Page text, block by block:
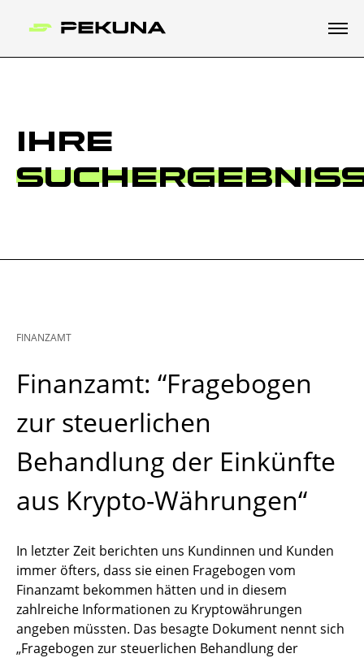
IHRE
FINANZAMT
Finanzamt: “Fragebogen
zur steuerlichen
Behandlung der Einkünfte
aus Krypto-Währungen“
In letzter Zeit berichten uns Kundinnen und Kunden
immer öfters, dass sie einen Fragebogen vom
Finanzamt bekommen hätten und in diesem
zahlreiche Informationen zu Kryptowährungen
angeben müssten. Das besagte Dokument nennt sich
„Fragebogen zur steuerlichen Behandlung der